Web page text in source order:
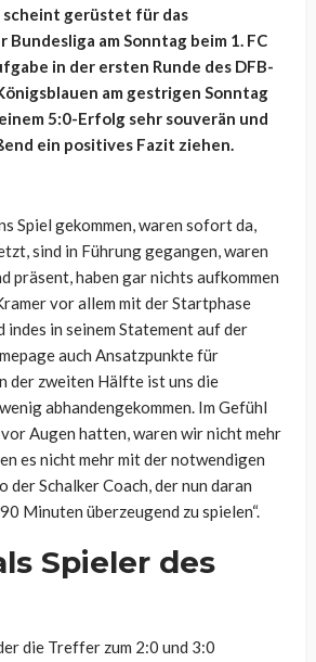
scheint gerüstet für das
am Sonntag beim 1. FC
in der ersten Runde des DFB-
am gestrigen Sonntag
5:0-Erfolg sehr souverän und
ein positives Fazit ziehen.
Spiel gekommen, waren sofort da,
sind in Führung gegangen, waren
präsent, haben gar nichts aufkommen
vor allem mit der Startphase
indes in seinem Statement auf der
auch Ansatzpunkte für
der zweiten Hälfte ist uns die
abhandengekommen. Im Gefühl
Augen hatten, waren wir nicht mehr
es nicht mehr mit der notwendigen
der Schalker Coach, der nun daran
Minuten überzeugend zu spielen“.
Spieler des
die Treffer zum 2:0 und 3:0